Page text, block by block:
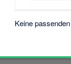
Keine